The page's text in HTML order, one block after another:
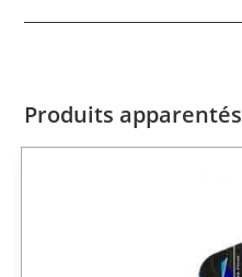
Produits apparentés